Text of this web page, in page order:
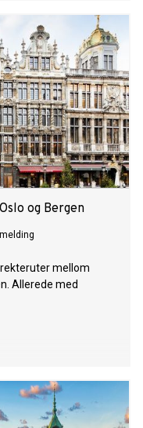
og Bergen
mellom
Allerede med